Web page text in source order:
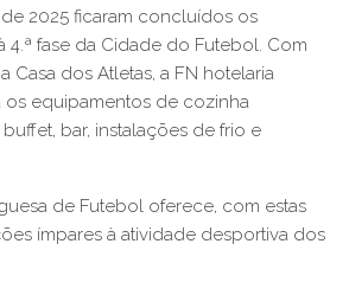
2025 ficaram concluídos os
4.ª fase da Cidade do Futebol. Com
Casa dos Atletas, a FN hotelaria
equipamentos de cozinha
bar, instalações de frio e
de Futebol oferece, com estas
ímpares à atividade desportiva dos